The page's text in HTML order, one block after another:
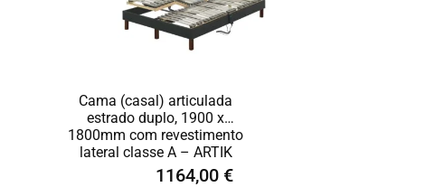
Cama (casal) articulada
estrado duplo, 1900 x
1800mm com revestimento
lateral classe A – ARTIK
1164,00 €